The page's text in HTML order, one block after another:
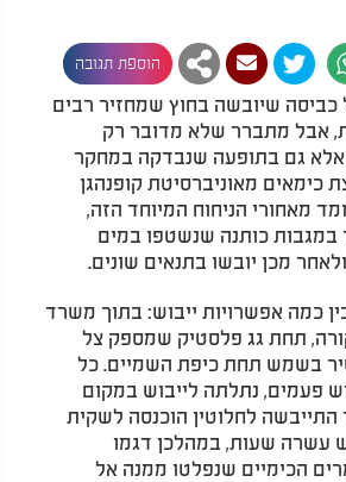
הוספת תגובה
שיובשה בחוץ שמחזיר רבים
אבל מתברר שלא מדובר רק
אלא גם בתופעה שנבדקה במחקר
כימאים מאוניברסיטת קופנהגן
מאחורי הניחוח המיוחד הזה,
כותנה שנשטפו במים
מכן יובשו בתנאים שונים.
כמה אפשרויות ייבוש: בתוך משרד
תחת גג פלסטיק שמספק צל
בשמש תחת כיפת השמיים. כל
פעמים, נתלתה לייבוש במקום
לחלוטין הוכנסה לשקית
עשרה שעות, במהלכן דגמו
הכימיים שנפלטו ממנה אל